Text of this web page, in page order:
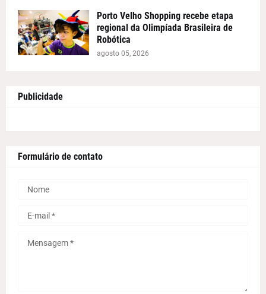
Porto Velho Shopping recebe etapa
regional da Olimpíada Brasileira de
Robótica
agosto 05, 2026
Publicidade
Formulário de contato